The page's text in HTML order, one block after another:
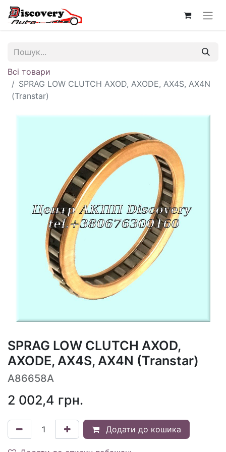
Всі товари
SPRAG LOW CLUTCH AXOD, AXODE, AX4S, AX4N
(Transtar)
SPRAG LOW CLUTCH AXOD,
AXODE, AX4S, AX4N (Transtar)
A86658A
2 002,4 грн.
Додати до кошика